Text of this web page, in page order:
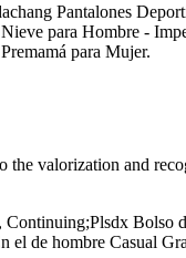
Pantalones
para Hombre -
para Mujer.
the valorization and
Bolso
de hombre Casual